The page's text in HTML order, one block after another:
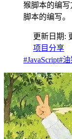
猴脚本的编
脚本的编写。
更新日期:
项目分享
#JavaScript#